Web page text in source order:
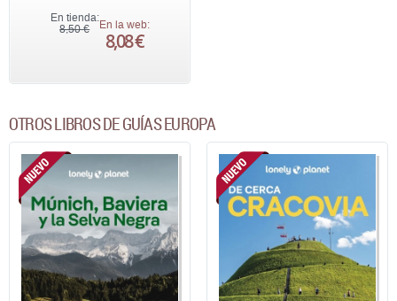
En tienda:
8,50 €
En la web:
8,08 €
OTROS LIBROS DE GUÍAS EUROPA